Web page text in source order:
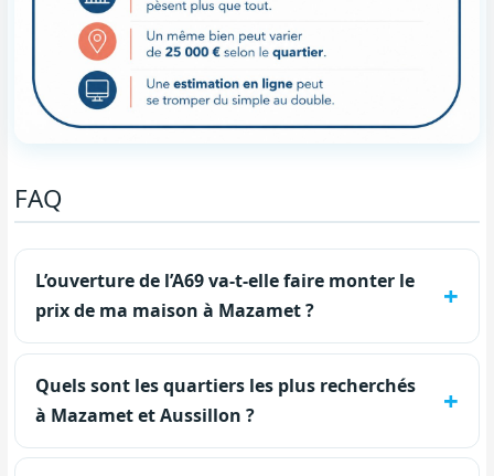
FAQ
L’ouverture de l’A69 va-t-elle faire monter le
prix de ma maison à Mazamet ?
Quels sont les quartiers les plus recherchés
à Mazamet et Aussillon ?